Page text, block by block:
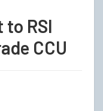
to RSI
CCU